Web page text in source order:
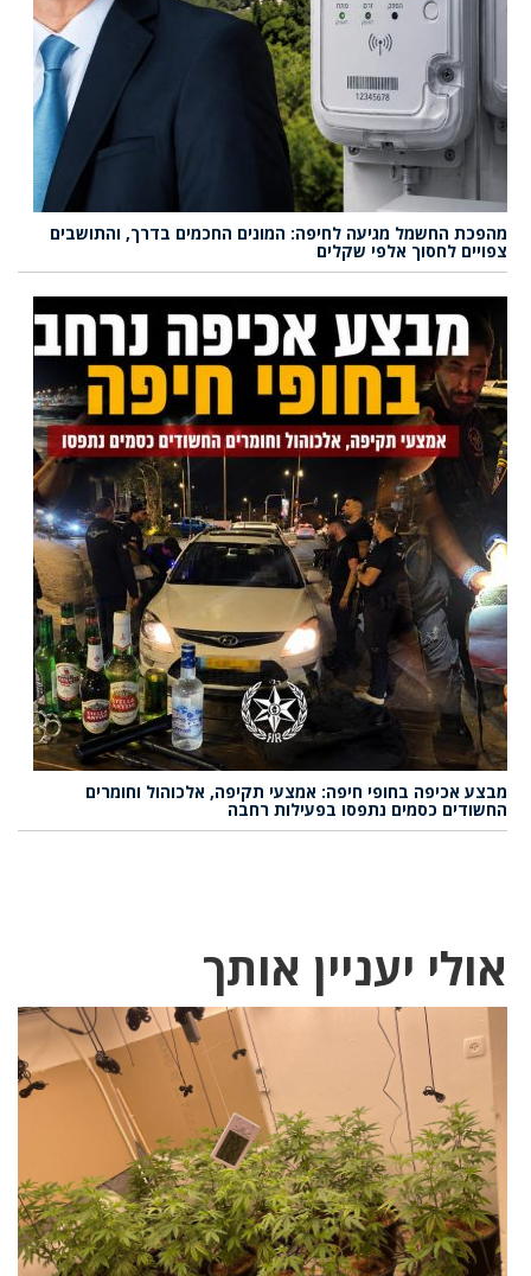
מהפכת החשמל מגיעה לחיפה: המונים החכמים בדרך, והתושבים
צפויים לחסוך אלפי שקלים
מבצע אכיפה בחופי חיפה: אמצעי תקיפה, אלכוהול וחומרים
החשודים כסמים נתפסו בפעילות רחבה
אולי יעניין אותך